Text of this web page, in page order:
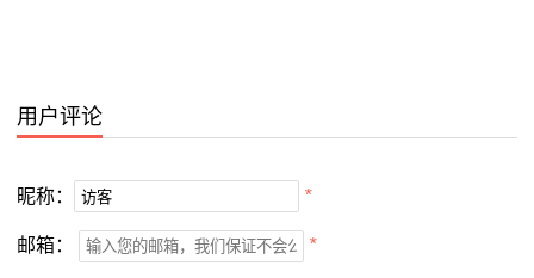
用户评论
昵称： *
邮箱： *